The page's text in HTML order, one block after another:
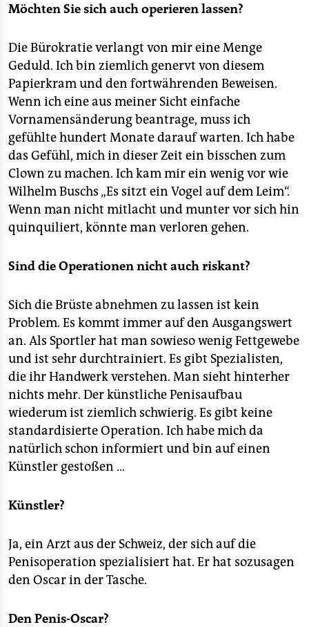
Möchten Sie sich auch operieren lassen?
Die Bürokratie verlangt von mir eine Menge
Geduld. Ich bin ziemlich genervt von diesem
Papierkram und den fortwährenden Beweisen.
Wenn ich eine aus meiner Sicht einfache
Vornamensänderung beantrage, muss ich
gefühlte hundert Monate darauf warten. Ich habe
das Gefühl, mich in dieser Zeit ein bisschen zum
Clown zu machen. Ich kam mir ein wenig vor wie
Wilhelm Buschs „Es sitzt ein Vogel auf dem Leim“.
Wenn man nicht mitlacht und munter vor sich hin
quinquiliert, könnte man verloren gehen.
Sind die Operationen nicht auch riskant?
Sich die Brüste abnehmen zu lassen ist kein
Problem. Es kommt immer auf den Ausgangswert
an. Als Sportler hat man sowieso wenig Fettgewebe
und ist sehr durchtrainiert. Es gibt Spezialisten,
die ihr Handwerk verstehen. Man sieht hinterher
nichts mehr. Der künstliche Penisaufbau
wiederum ist ziemlich schwierig. Es gibt keine
standardisierte Operation. Ich habe mich da
natürlich schon informiert und bin auf einen
Künstler gestoßen …
Künstler?
Ja, ein Arzt aus der Schweiz, der sich auf die
Penisoperation spezialisiert hat. Er hat sozusagen
den Oscar in der Tasche.
Den Penis-Oscar?